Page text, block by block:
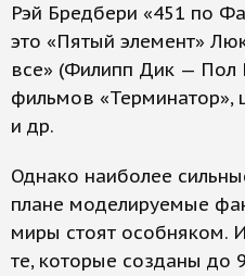
Рэй Бредбери «451 по
это «Пятый элемент»
все» (Филипп Дик — Пол
фильмов «Терминатор»,
и др.
Однако наиболее
плане моделируемые
миры стоят особняком.
те, которые созданы до